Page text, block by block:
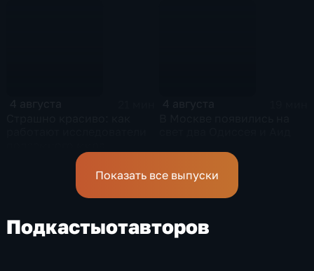
Показать все выпуски
Подкастыотавторов